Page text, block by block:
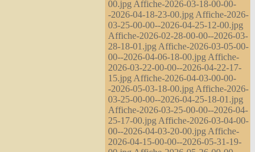
00.jpg Affiche-2026-03-18-00-00-
-2026-04-18-23-00.jpg Affiche-2026-
03-25-00-00--2026-04-25-12-00.jpg
Affiche-2026-02-28-00-00--2026-03-
28-18-01.jpg Affiche-2026-03-05-00-
00--2026-04-06-18-00.jpg Affiche-
2026-03-22-00-00--2026-04-22-17-
15.jpg Affiche-2026-04-03-00-00-
-2026-05-03-18-00.jpg Affiche-2026-
03-25-00-00--2026-04-25-18-01.jpg
Affiche-2026-03-25-00-00--2026-04-
25-17-00.jpg Affiche-2026-03-04-00-
00--2026-04-03-20-00.jpg Affiche-
2026-04-15-00-00--2026-05-31-19-